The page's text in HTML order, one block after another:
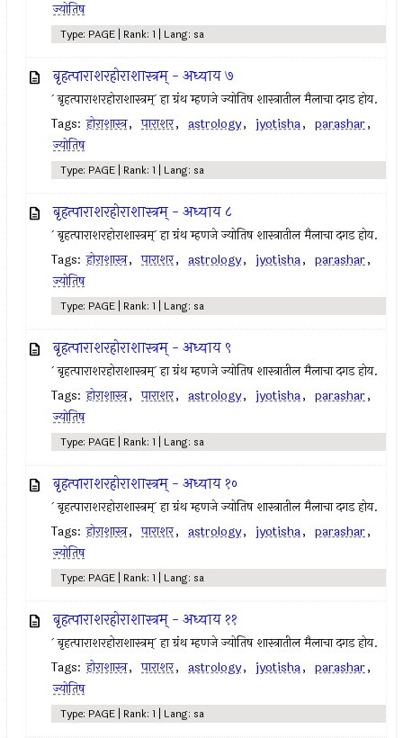
ज्योतिष
Type: PAGE | Rank: 1 | Lang: sa
बृहत्पाराशरहोराशास्त्रम् - अध्याय ७
` बृहत्पाराशरहोराशास्त्रम्` हा ग्रंथ म्हणजे ज्योतिष शास्त्रातील मैलाचा दगड होय.
Tags: होराशास्त्र, पाराशर, astrology, jyotisha, parashar,
ज्योतिष
Type: PAGE | Rank: 1 | Lang: sa
बृहत्पाराशरहोराशास्त्रम् - अध्याय ८
` बृहत्पाराशरहोराशास्त्रम्` हा ग्रंथ म्हणजे ज्योतिष शास्त्रातील मैलाचा दगड होय.
Tags: होराशास्त्र, पाराशर, astrology, jyotisha, parashar,
ज्योतिष
Type: PAGE | Rank: 1 | Lang: sa
बृहत्पाराशरहोराशास्त्रम् - अध्याय ९
` बृहत्पाराशरहोराशास्त्रम्` हा ग्रंथ म्हणजे ज्योतिष शास्त्रातील मैलाचा दगड होय.
Tags: होराशास्त्र, पाराशर, astrology, jyotisha, parashar,
ज्योतिष
Type: PAGE | Rank: 1 | Lang: sa
बृहत्पाराशरहोराशास्त्रम् - अध्याय १०
` बृहत्पाराशरहोराशास्त्रम्` हा ग्रंथ म्हणजे ज्योतिष शास्त्रातील मैलाचा दगड होय.
Tags: होराशास्त्र, पाराशर, astrology, jyotisha, parashar,
ज्योतिष
Type: PAGE | Rank: 1 | Lang: sa
बृहत्पाराशरहोराशास्त्रम् - अध्याय ११
` बृहत्पाराशरहोराशास्त्रम्` हा ग्रंथ म्हणजे ज्योतिष शास्त्रातील मैलाचा दगड होय.
Tags: होराशास्त्र, पाराशर, astrology, jyotisha, parashar,
ज्योतिष
Type: PAGE | Rank: 1 | Lang: sa